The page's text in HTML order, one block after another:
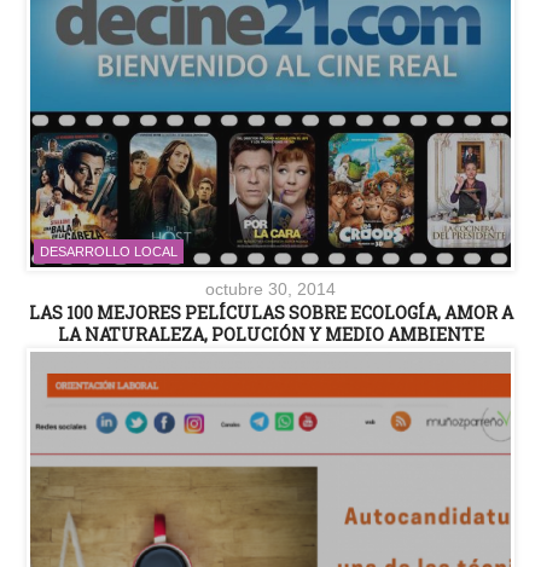
DESARROLLO LOCAL
octubre 30, 2014
LAS 100 MEJORES PELÍCULAS SOBRE ECOLOGÍA, AMOR A
LA NATURALEZA, POLUCIÓN Y MEDIO AMBIENTE